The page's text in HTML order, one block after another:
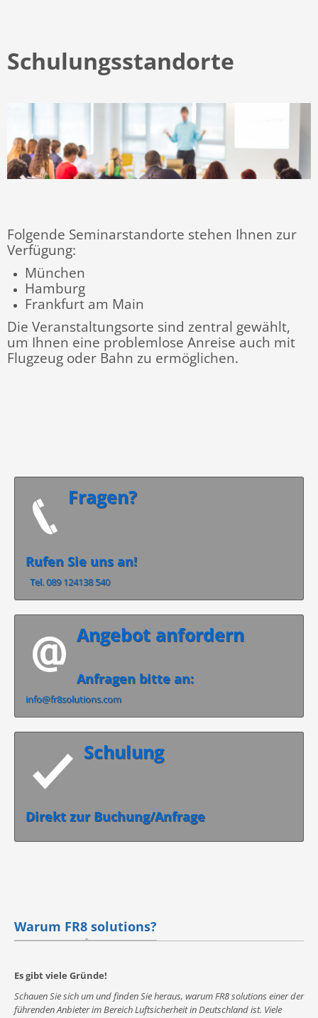
Schulungsstandorte
Folgende Seminarstandorte stehen Ihnen zur
Verfügung:
München
Hamburg
Frankfurt am Main
Die Veranstaltungsorte sind zentral gewählt,
um Ihnen eine problemlose Anreise auch mit
Flugzeug oder Bahn zu ermöglichen.
Fragen?
Rufen Sie uns an!
Tel. 089 124138 540
Angebot anfordern
Anfragen bitte an:
info@fr8solutions.com
Schulung
Direkt zur Buchung/Anfrage
Warum FR8 solutions?
Es gibt viele Gründe!
Schauen Sie sich um und finden Sie heraus, warum FR8 solutions einer der
führenden Anbieter im Bereich Luftsicherheit in Deutschland ist. Viele